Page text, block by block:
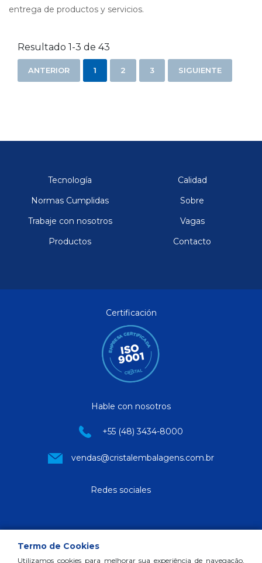
entrega de productos y servicios.
Resultado 1-3 de 43
ANTERIOR 1 2 3 SIGUIENTE
Tecnología
Calidad
Normas Cumplidas
Sobre
Trabaje con nosotros
Vagas
Productos
Contacto
Certificación
Hable con nosotros
+55 (48) 3434-8000
vendas@cristalembalagens.com.br
Redes sociales
Termo de Cookies
Utilizamos cookies para melhorar sua experiência de navegação,